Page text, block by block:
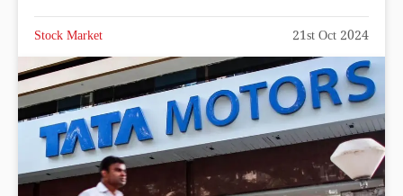
Stock Market 21st Oct 2024